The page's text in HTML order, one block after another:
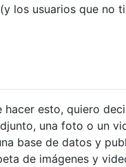
los usuarios que no
esto, quiero
una foto o un
base de datos y
de imágenes y